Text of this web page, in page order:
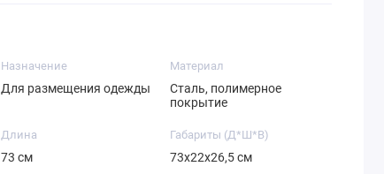
Назначение
Для размещения одежды
Материал
Сталь, полимерное
покрытие
Длина
73 см
Габариты (Д*Ш*В)
73х22х26,5 см